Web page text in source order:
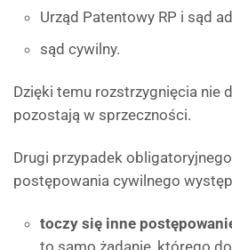
Urząd Patentowy RP i sąd
sąd cywilny.
Dzięki temu rozstrzygnięcia nie
pozostają w sprzeczności.
Drugi przypadek
postępowania cywilnego
toczy się inne
to samo żądanie, którego